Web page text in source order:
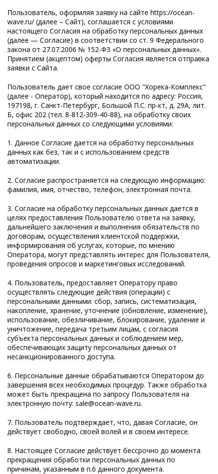
Пользователь, оформляя заявку на сайте https://ocean-
wave.ru/ (далее – Сайт), соглашается с условиями
настоящего Согласия на обработку персональных данных
(далее — Согласие) в соответствии со ст. 9 Федерального
закона от 27.07.2006 № 152-ФЗ «О персональных данных».
Принятием (акцептом) оферты Согласия является отправка
заявки с Сайта.
Пользователь дает свое согласие ООО "Хорека-Комплекс"
(далее - Оператор), который находится по адресу: Россия,
197198, г. Санкт-Петербург, Большой П.С. пр-кт, д. 29А, лит.
Б, офис 202 (тел. 8-812-309-40-88), на обработку своих
персональных данных со следующими условиями:
1. Данное Согласие дается на обработку персональных
данных как без, так и с использованием средств
автоматизации.
2. Согласие распространяется на следующую информацию:
фамилия, имя, отчество, телефон, электронная почта.
3. Согласие на обработку персональных данных дается в
целях предоставления Пользователю ответа на заявку,
дальнейшего заключения и выполнения обязательств по
договорам, осуществления клиентской поддержки,
информирования об услугах, которые, по мнению
Оператора, могут представлять интерес для Пользователя,
проведения опросов и маркетинговых исследований.
4. Пользователь, предоставляет Оператору право
осуществлять следующие действия (операции) с
персональными данными: сбор, запись, систематизация,
накопление, хранение, уточнение (обновление, изменение),
использование, обезличивание, блокирование, удаление и
уничтожение, передача третьим лицам, с согласия
субъекта персональных данных и соблюдением мер,
обеспечивающих защиту персональных данных от
несанкционированного доступа.
6. Персональные данные обрабатываются Оператором до
завершения всех необходимых процедур. Также обработка
может быть прекращена по запросу Пользователя на
электронную почту: sale@ocean-wave.ru.
7. Пользователь подтверждает, что, давая Согласие, он
действует свободно, своей волей и в своем интересе.
8. Настоящее Согласие действует бессрочно до момента
прекращения обработки персональных данных по
причинам, указанным в п.6 данного документа.